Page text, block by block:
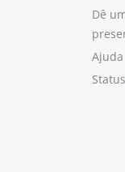
Dê
Ajuda
Status